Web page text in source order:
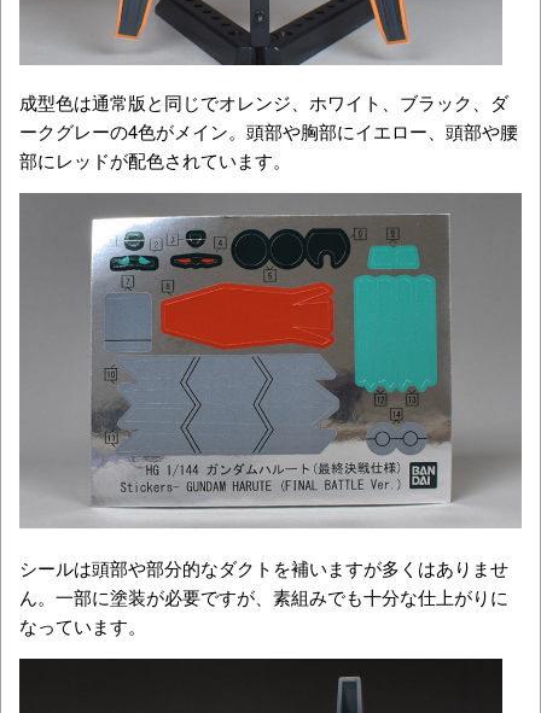
成型色は通常版と同じでオレンジ、ホワイト、ブラック、ダ
ークグレーの4色がメイン。頭部や胸部にイエロー、頭部や腰
部にレッドが配色されています。
シールは頭部や部分的なダクトを補いますが多くはありませ
ん。一部に塗装が必要ですが、素組みでも十分な仕上がりに
なっています。